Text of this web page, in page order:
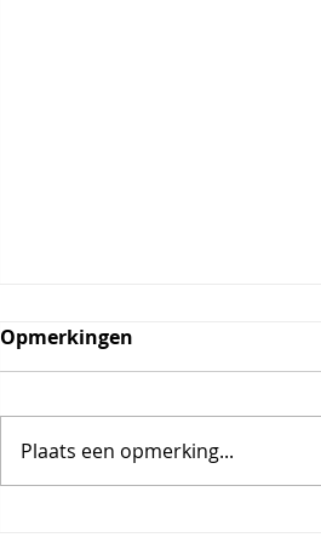
Sushi hotdogs
Opmerkingen
Plaats een opmerking...